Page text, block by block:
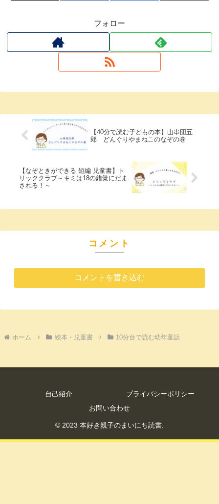
フォロー
【40分で読む子どもの本】山串団五
郎 どんぐりやまねこのなぞの巻
【なぞときができる 短編 児童書】ト
リッククラブ～キミは18の錯覚にだま
される！～
コメント
コメントを書き込む
ホーム 絵本・児童書 10分台で読む幼年童話
自己紹介
プライバシーポリシー
お問い合わせ
© 2023 本好き親子のまいにち読書.